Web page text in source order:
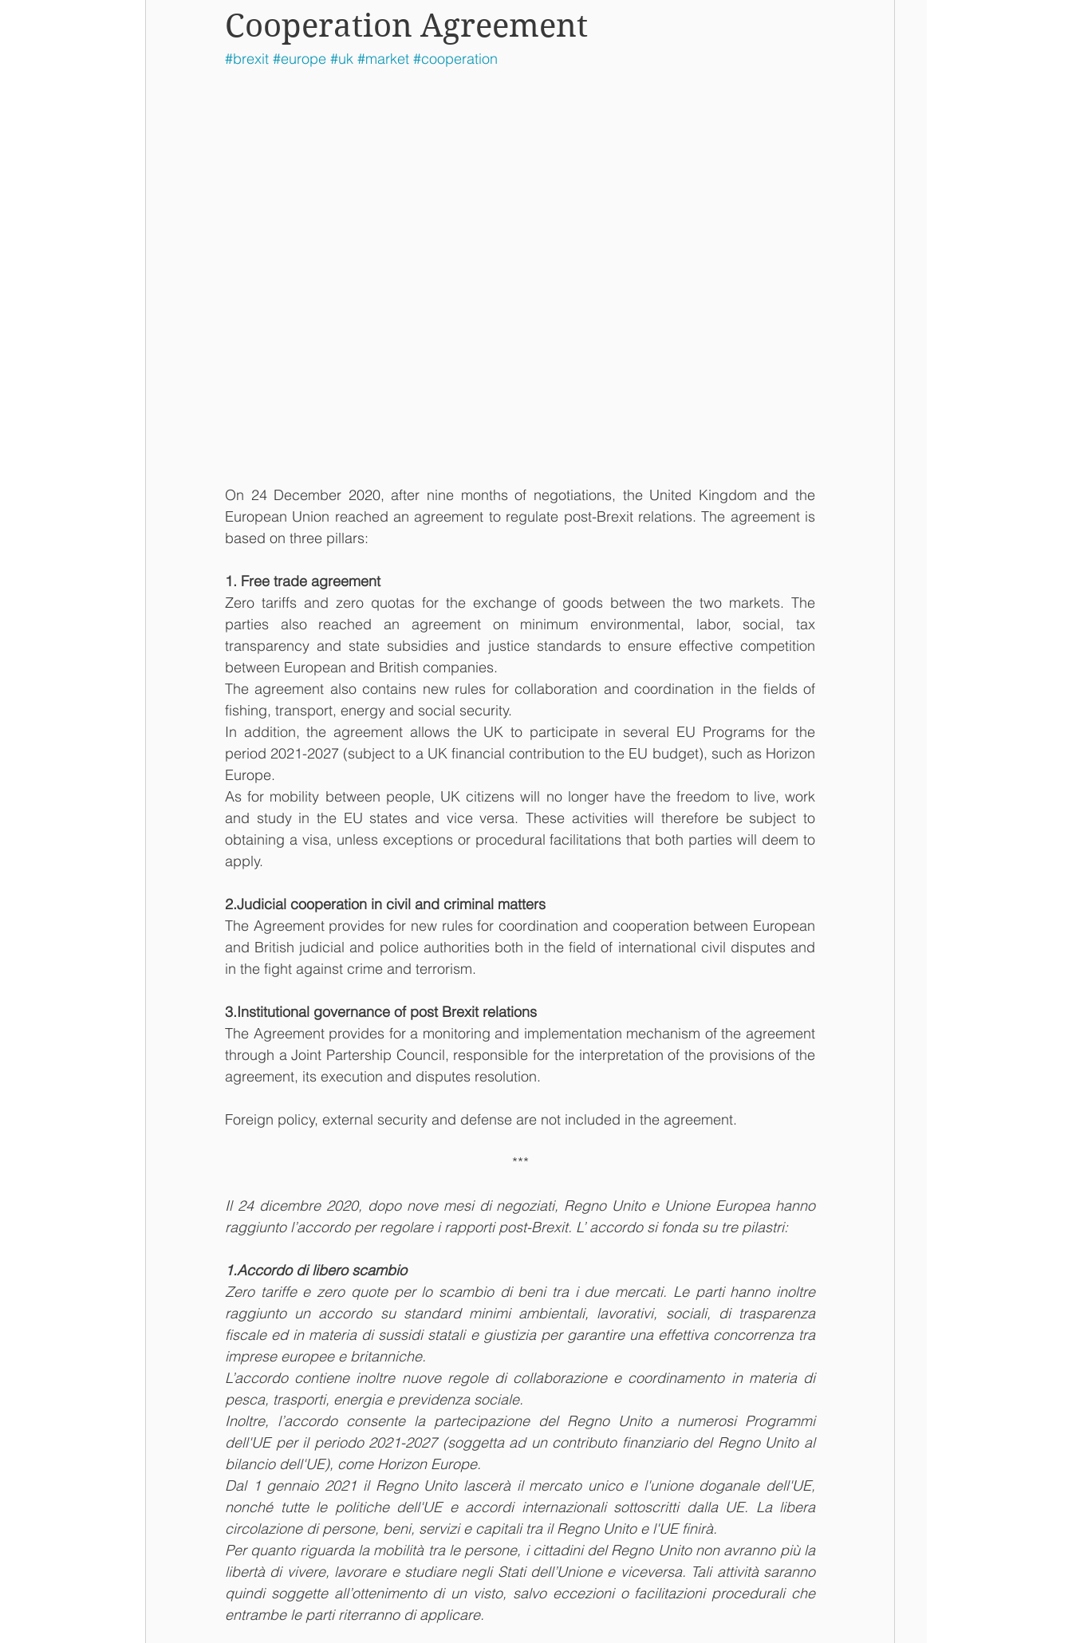
Cooperation Agreement
#brexit #europe #uk #market #cooperation
On 24 December 2020, after nine months of negotiations, the United Kingdom and the
European Union reached an agreement to regulate post-Brexit relations. The agreement is
based on three pillars:
1. Free trade agreement
Zero tariffs and zero quotas for the exchange of goods between the two markets. The
parties also reached an agreement on minimum environmental, labor, social, tax
transparency and state subsidies and justice standards to ensure effective competition
between European and British companies.
The agreement also contains new rules for collaboration and coordination in the fields of
fishing, transport, energy and social security.
In addition, the agreement allows the UK to participate in several EU Programs for the
period 2021-2027 (subject to a UK financial contribution to the EU budget), such as Horizon
Europe.
As for mobility between people, UK citizens will no longer have the freedom to live, work
and study in the EU states and vice versa. These activities will therefore be subject to
obtaining a visa, unless exceptions or procedural facilitations that both parties will deem to
apply.
2.Judicial cooperation in civil and criminal matters
The Agreement provides for new rules for coordination and cooperation between European
and British judicial and police authorities both in the field of international civil disputes and
in the fight against crime and terrorism.
3.Institutional governance of post Brexit relations
The Agreement provides for a monitoring and implementation mechanism of the agreement
through a Joint Partership Council, responsible for the interpretation of the provisions of the
agreement, its execution and disputes resolution.
Foreign policy, external security and defense are not included in the agreement.
***
Il 24 dicembre 2020, dopo nove mesi di negoziati, Regno Unito e Unione Europea hanno
raggiunto l’accordo per regolare i rapporti post-Brexit. L’ accordo si fonda su tre pilastri:
1.Accordo di libero scambio
Zero tariffe e zero quote per lo scambio di beni tra i due mercati. Le parti hanno inoltre
raggiunto un accordo su standard minimi ambientali, lavorativi, sociali, di trasparenza
fiscale ed in materia di sussidi statali e giustizia per garantire una effettiva concorrenza tra
imprese europee e britanniche.
L’accordo contiene inoltre nuove regole di collaborazione e coordinamento in materia di
pesca, trasporti, energia e previdenza sociale.
Inoltre, l’accordo consente la partecipazione del Regno Unito a numerosi Programmi
dell'UE per il periodo 2021-2027 (soggetta ad un contributo finanziario del Regno Unito al
bilancio dell'UE), come Horizon Europe.
Dal 1 gennaio 2021 il Regno Unito lascerà il mercato unico e l'unione doganale dell'UE,
nonché tutte le politiche dell'UE e accordi internazionali sottoscritti dalla UE. La libera
circolazione di persone, beni, servizi e capitali tra il Regno Unito e l'UE finirà.
Per quanto riguarda la mobilità tra le persone, i cittadini del Regno Unito non avranno più la
libertà di vivere, lavorare e studiare negli Stati dell’Unione e viceversa. Tali attività saranno
quindi soggette all’ottenimento di un visto, salvo eccezioni o facilitazioni procedurali che
entrambe le parti riterranno di applicare.